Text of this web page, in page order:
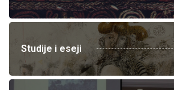
Studije i eseji